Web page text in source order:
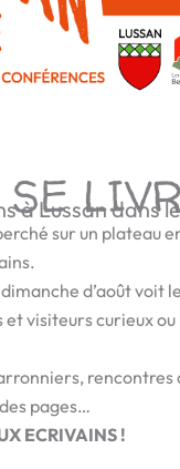
SE
à Lussan dans
sur un plateau
d’août voit
visiteurs curieux
pages…
ECRIVAINS !